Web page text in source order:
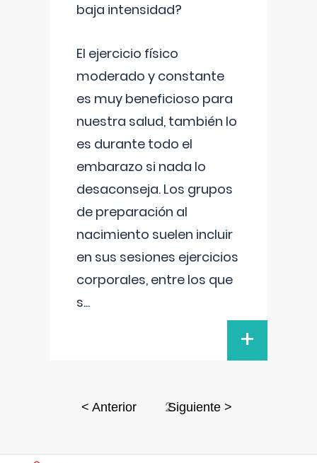
baja intensidad?
El ejercicio físico
moderado y constante
es muy beneficioso para
nuestra salud, también lo
es durante todo el
embarazo si nada lo
desaconseja. Los grupos
de preparación al
nacimiento suelen incluir
en sus sesiones ejercicios
corporales, entre los que
s...
+
< Anterior 2Siguiente >